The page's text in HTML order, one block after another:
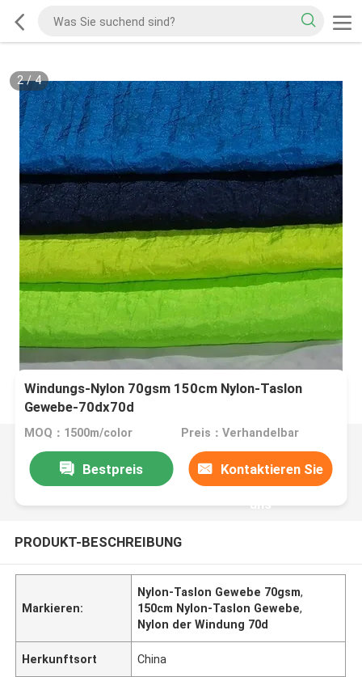
2/4
Windungs-Nylon 70gsm 150cm Nylon-Taslon
Gewebe-70dx70d
MOQ：1500m/color Preis：Verhandelbar
Bestpreis Kontaktieren Sie
uns
PRODUKT-BESCHREIBUNG
Markieren:
Nylon-Taslon Gewebe 70gsm,
150cm Nylon-Taslon Gewebe,
Nylon der Windung 70d
Herkunftsort China